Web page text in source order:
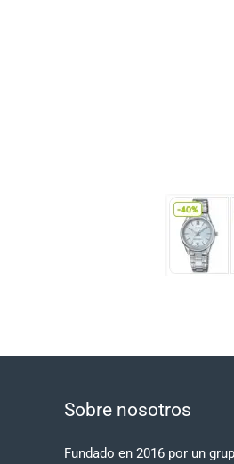
Sobre nosotros
Fundado en 2016 por un